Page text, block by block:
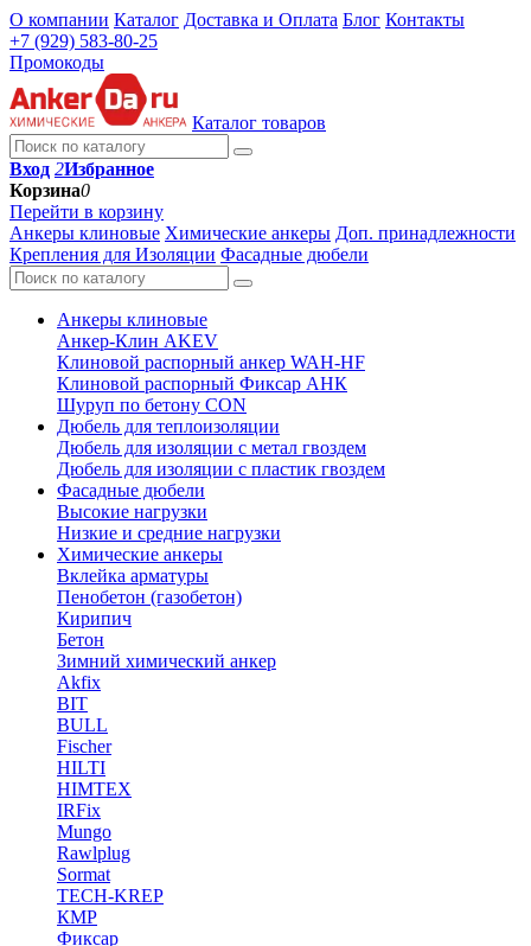
О компании Каталог Доставка и Оплата Блог Контакты
+7 (929) 583-80-25
Промокоды
Каталог товаров
Вход 2Избранное
Корзина0
Перейти в корзину
Анкеры клиновые Химические анкеры Доп. принадлежности
Крепления для Изоляции Фасадные дюбели
Анкеры клиновые
Анкер-Клин AKEV
Клиновой распорный анкер WAH-HF
Клиновой распорный Фиксар АНК
Шуруп по бетону CON
Дюбель для теплоизоляции
Дюбель для изоляции с метал гвоздем
Дюбель для изоляции с пластик гвоздем
Фасадные дюбели
Высокие нагрузки
Низкие и средние нагрузки
Химические анкеры
Вклейка арматуры
Пенобетон (газобетон)
Кирипич
Бетон
Зимний химический анкер
Akfix
BIT
BULL
Fischer
HILTI
HIMTEX
IRFix
Mungo
Rawlplug
Sormat
TECH-KREP
КМР
Фиксар